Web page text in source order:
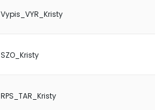
Vypis_VYR_Kristy
SZO_Kristy
RPS_TAR_Kristy